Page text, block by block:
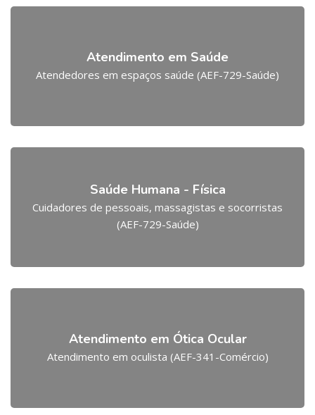
Atendimento em Saúde
Atendedores em espaços saúde (AEF-729-Saúde)
Saúde Humana - Física
Cuidadores de pessoais, massagistas e socorristas
(AEF-729-Saúde)
Atendimento em Ótica Ocular
Atendimento em oculista (AEF-341-Comércio)